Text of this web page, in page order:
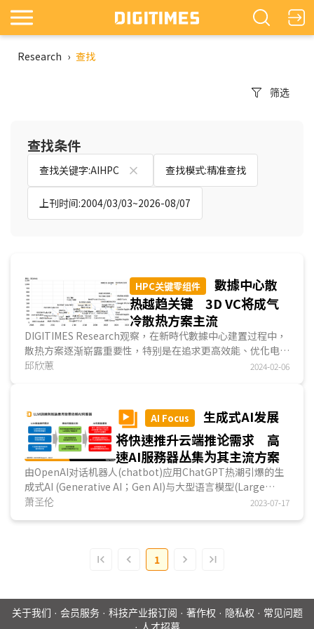
Research › 查找
筛选
查找条件
查找关键字:AIHPC 查找模式:精准查找
上刊时间:2004/03/03~2026-08/07
HPC关键零组件
數據中心散
热越趋关键 3D VC将成气
冷散热方案主流
DIGITIMES Research观察，在新時代數據中心建置过程中，
散热方案逐渐崭露重要性，特别是在追求更高效能、优化电源
使用效率(Power Usage Effectiveness；PUE)，...
邱欣蕙 2024-02-06
AI Focus
生成式AI发展
将快速推升云端推论需求 高
速AI服務器丛集为其主流方案
由OpenAI对话机器人(chatbot)应用ChatGPT热潮引爆的生
成式AI (Generative AI；Gen AI)与大型语言模型(Large
Language Model；LLM)需求正在快速成长。LLM模...
萧圣伦 2023-07-17
1
关于我们 · 会员服务· 科技产业报订阅 · 著作权 · 隐私权 · 常见问题